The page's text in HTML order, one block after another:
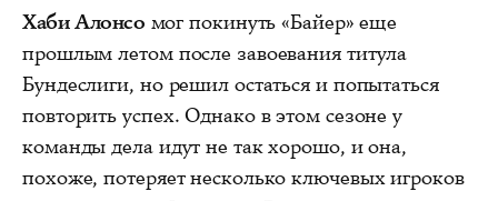
Хаби Алонсо мог покинуть «Байер» еще
прошлым летом после завоевания титула
Бундеслиги, но решил остаться и попытаться
повторить успех. Однако в этом сезоне у
команды дела идут не так хорошо, и она,
похоже, потеряет несколько ключевых игроков